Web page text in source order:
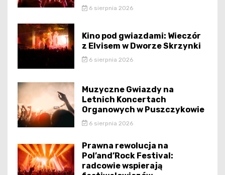
6 sierpnia 2026
Kino pod gwiazdami: Wieczór
z Elvisem w Dworze Skrzynki
6 sierpnia 2026
Muzyczne Gwiazdy na
Letnich Koncertach
Organowych w Puszczykowie
6 sierpnia 2026
Prawna rewolucja na
Pol’and’Rock Festival:
radcowie wspierają